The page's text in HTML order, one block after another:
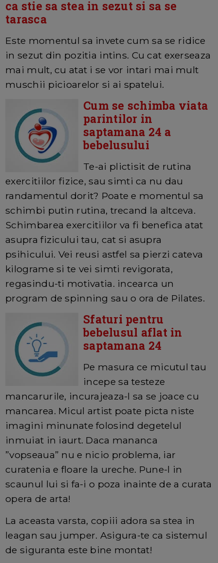
ca stie sa stea in sezut si sa se
tarasca
Este momentul sa invete cum sa se ridice
in sezut din pozitia intins. Cu cat exerseaza
mai mult, cu atat i se vor intari mai mult
muschii picioarelor si ai spatelui.
Cum se schimba viata
parintilor in
saptamana 24 a
bebelusului
Te-ai plictisit de rutina
exercitiilor fizice, sau simti ca nu dau
randamentul dorit? Poate e momentul sa
schimbi putin rutina, trecand la altceva.
Schimbarea exercitiilor va fi benefica atat
asupra fizicului tau, cat si asupra
psihicului. Vei reusi astfel sa pierzi cateva
kilograme si te vei simti revigorata,
regasindu-ti motivatia. incearca un
program de spinning sau o ora de Pilates.
Sfaturi pentru
bebelusul aflat in
saptamana 24
Pe masura ce micutul tau
incepe sa testeze
mancarurile, incurajeaza-l sa se joace cu
mancarea. Micul artist poate picta niste
imagini minunate folosind degetelul
inmuiat in iaurt. Daca mananca
”vopseaua” nu e nicio problema, iar
curatenia e floare la ureche. Pune-l in
scaunul lui si fa-i o poza inainte de a curata
opera de arta!
La aceasta varsta, copiii adora sa stea in
leagan sau jumper. Asigura-te ca sistemul
de siguranta este bine montat!